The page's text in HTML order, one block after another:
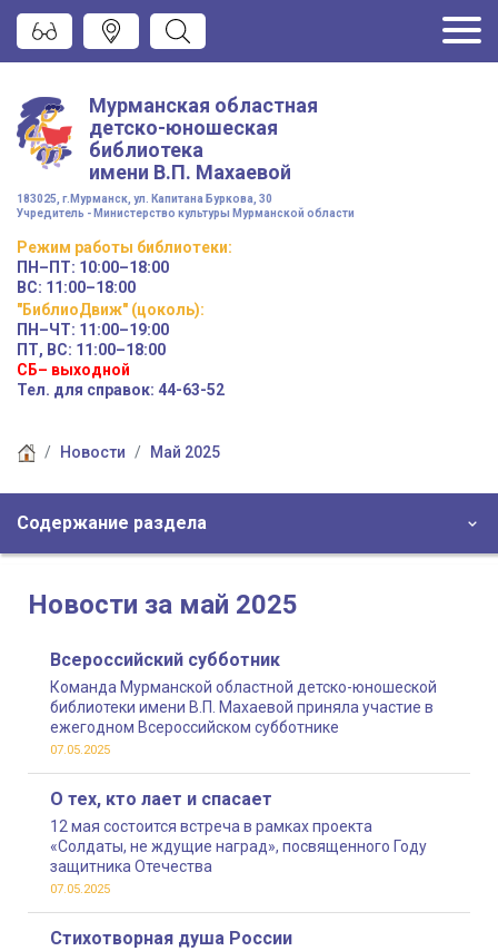
Мурманская областная
детско-юношеская
библиотека
имени В.П. Махаевой
183025, г.Мурманск, ул. Капитана Буркова, 30
Учредитель - Министерство культуры Мурманской области
Режим работы библиотеки:
ПН–ПТ: 10:00–18:00
ВС: 11:00–18:00
"БиблиоДвиж" (цоколь):
ПН–ЧТ: 11:00–19:00
ПТ, ВС: 11:00–18:00
СБ– выходной
Тел. для справок: 44-63-52
Новости Май 2025
Содержание раздела
Новости за май 2025
Всероссийский субботник
Команда Мурманской областной детско-юношеской
библиотеки имени В.П. Махаевой приняла участие в
ежегодном Всероссийском субботнике
07.05.2025
О тех, кто лает и спасает
12 мая состоится встреча в рамках проекта
«Солдаты, не ждущие наград», посвященного Году
защитника Отечества
07.05.2025
Стихотворная душа России